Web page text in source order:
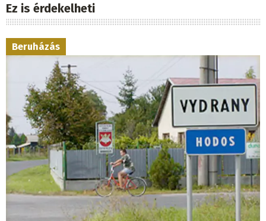
Ez is érdekelheti
Beruházás